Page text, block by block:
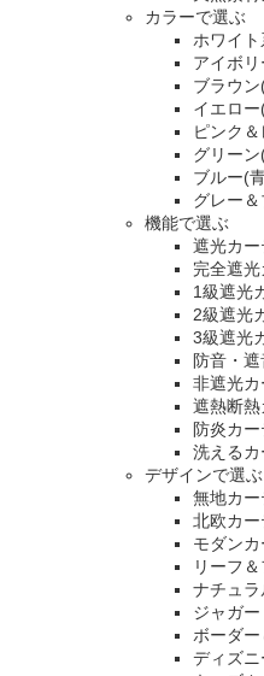
カラーで選ぶ
ホワイ
アイボ
ブラウ
イエロ
ピンク
グリー
ブルー(
グレー
機能で選ぶ
遮光カー
完全遮
1級遮光
2級遮光
3級遮光
防音・
非遮光カ
遮熱断
防炎カー
洗えるカ
デザインで選ぶ
無地カー
北欧カー
モダン
リーフ
ナチュ
ジャガ
ボーダ
ディズ